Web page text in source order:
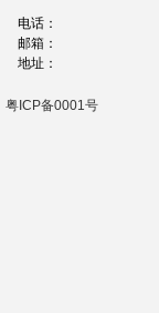
电话：
邮箱：
地址：
粤ICP备0001号